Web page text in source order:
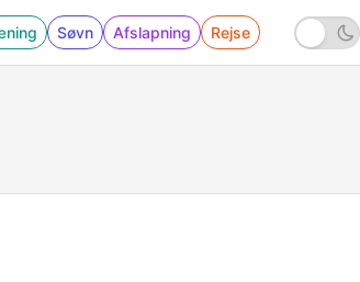
Søvn Afslapning Rejse